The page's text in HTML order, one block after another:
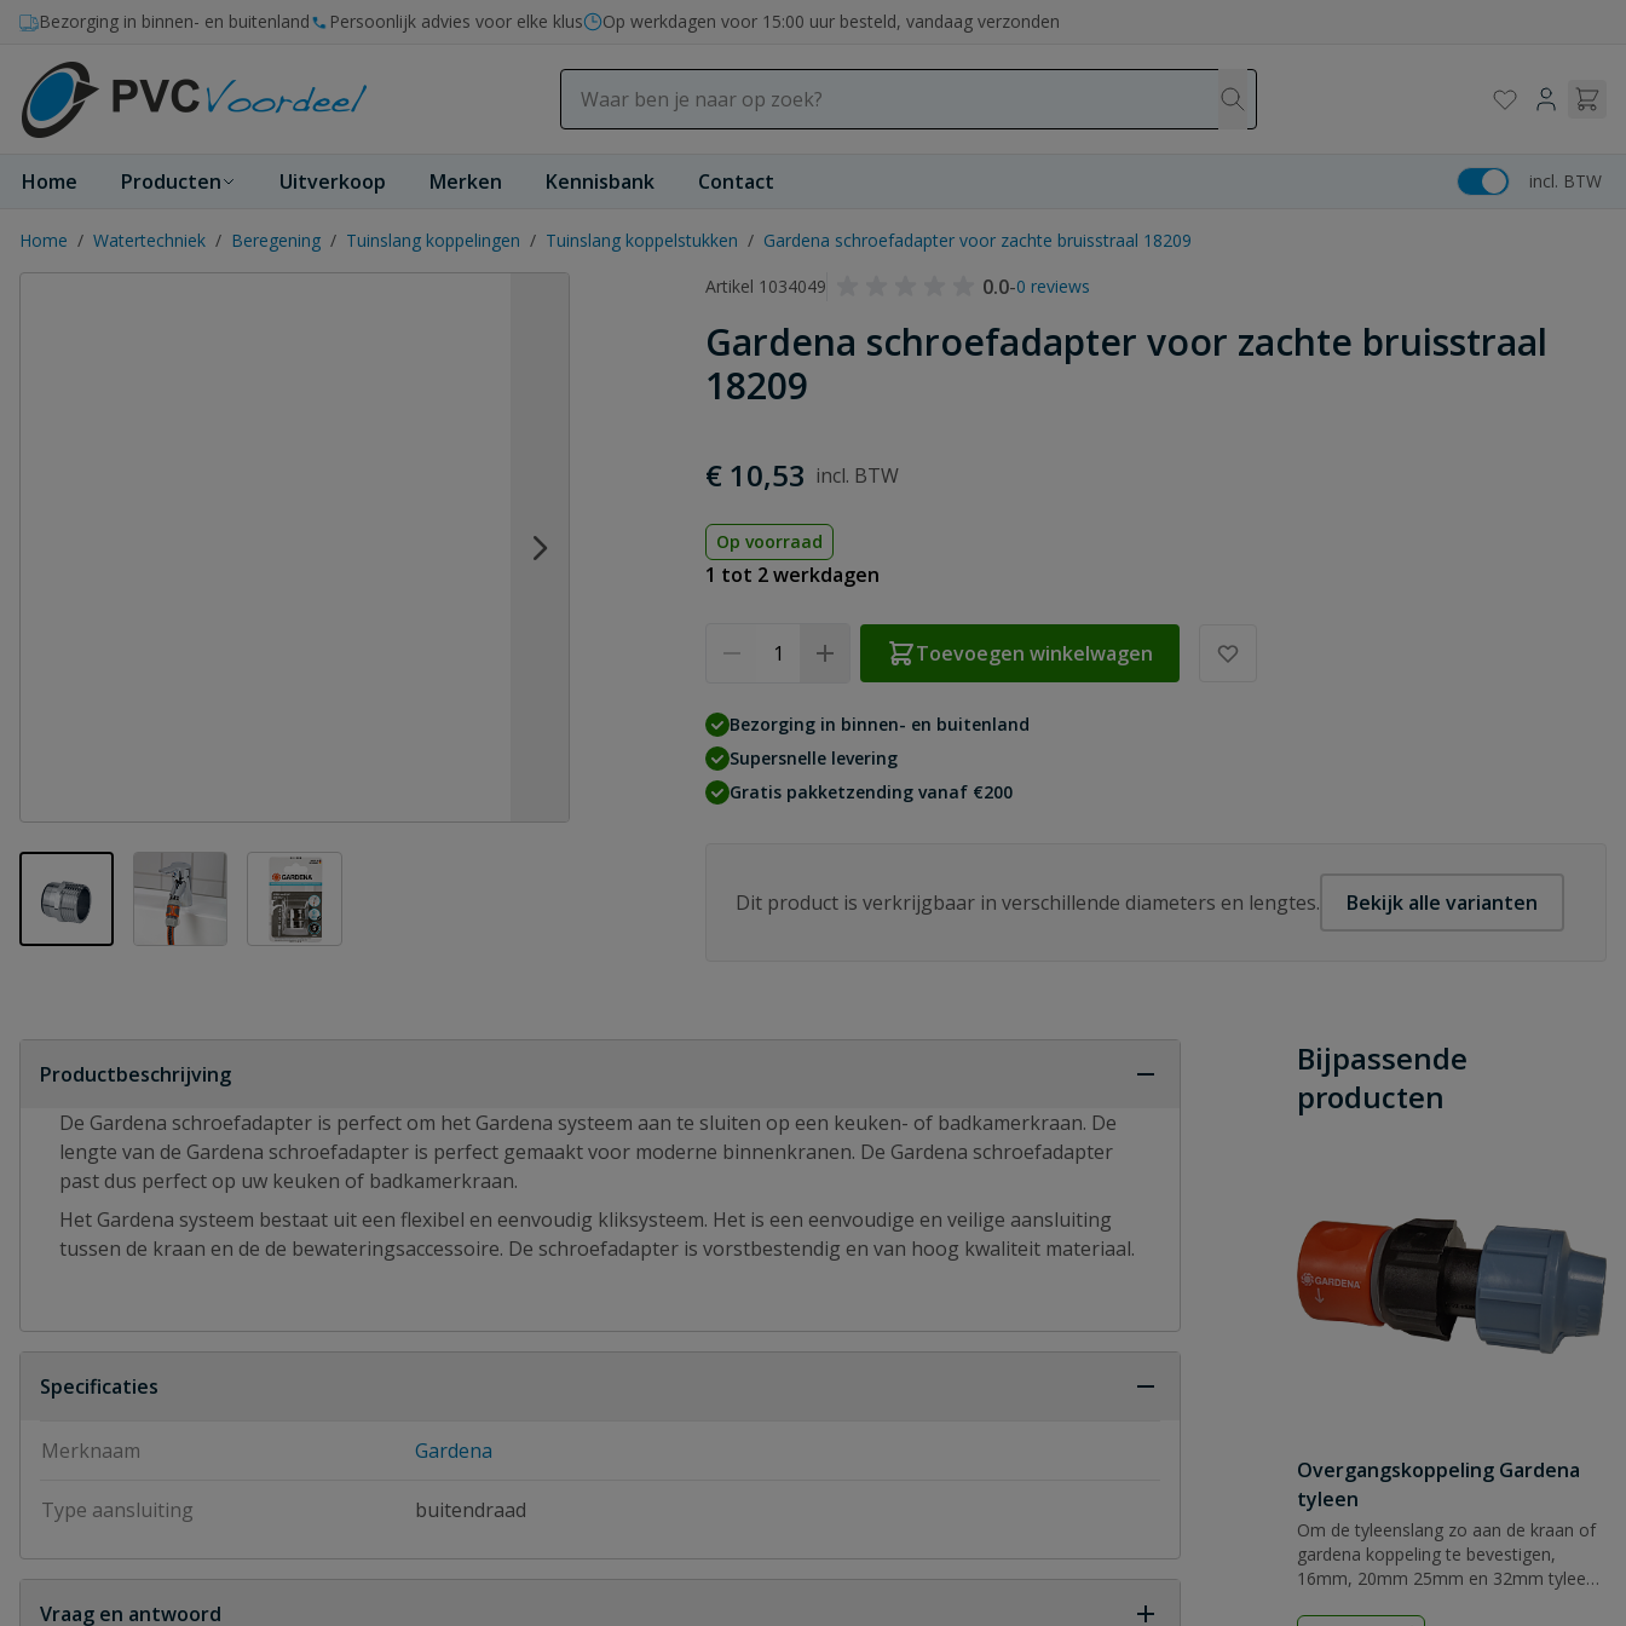
Ga naar de inhoud
Bezorging in binnen- en buitenland Persoonlijk advies voor elke klus Op werkdagen voor 15:00 uur besteld, vandaag verzonden
Home Producten Uitverkoop Merken Kennisbank Contact incl. BTW
Home / Watertechniek / Beregening / Tuinslang koppelingen / Tuinslang koppelstukken / Gardena schroefadapter voor zachte bruisstraal 18209
Artikel 1034049
0.0-0 reviews
Gardena schroefadapter voor zachte bruisstraal
18209
View larger imageView larger imageView larger image
€ 10,53
Op voorraad
1 tot 2 werkdagen
Toevoegen winkelwagen
Bezorging in binnen- en buitenland
Supersnelle levering
Gratis pakketzending vanaf €200
Dit product is verkrijgbaar in verschillende diameters en lengtes. Bekijk alle varianten
Productbeschrijving
De Gardena schroefadapter is perfect om het Gardena systeem aan te sluiten op een keuken- of badkamerkraan. De
lengte van de Gardena schroefadapter is perfect gemaakt voor moderne binnenkranen. De Gardena schroefadapter
past dus perfect op uw keuken of badkamerkraan.
Het Gardena systeem bestaat uit een flexibel en eenvoudig kliksysteem. Het is een eenvoudige en veilige aansluiting
tussen de kraan en de de bewateringsaccessoire. De schroefadapter is vorstbestendig en van hoog kwaliteit materiaal.
Specificaties
Merknaam Gardena
Type aansluiting buitendraad
Vraag en antwoord
Bijpassende
producten
Overgangskoppeling Gardena
tyleen
Om de tyleenslang zo aan de kraan of
gardena koppeling te bevestigen,
16mm, 20mm 25mm en 32mm tyleen